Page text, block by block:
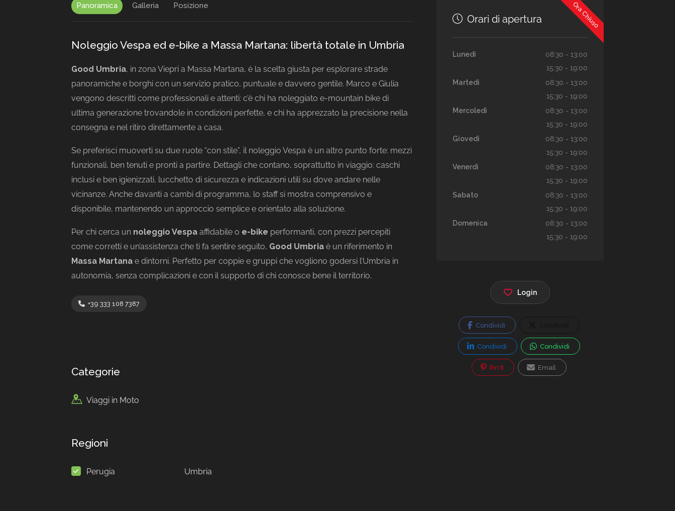
Panoramica Galleria Posizione
Noleggio Vespa ed e-bike a Massa Martana: libertà totale in Umbria
Good Umbria, in zona Viepri a Massa Martana, è la scelta giusta per esplorare strade
panoramiche e borghi con un servizio pratico, puntuale e davvero gentile. Marco e Giulia
vengono descritti come professionali e attenti: c’è chi ha noleggiato e-mountain bike di
ultima generazione trovandole in condizioni perfette, e chi ha apprezzato la precisione nella
consegna e nel ritiro direttamente a casa.
Se preferisci muoverti su due ruote “con stile”, il noleggio Vespa è un altro punto forte: mezzi
funzionali, ben tenuti e pronti a partire. Dettagli che contano, soprattutto in viaggio: caschi
inclusi e ben igienizzati, lucchetto di sicurezza e indicazioni utili su dove andare nelle
vicinanze. Anche davanti a cambi di programma, lo staff si mostra comprensivo e
disponibile, mantenendo un approccio semplice e orientato alla soluzione.
Per chi cerca un noleggio Vespa affidabile o e-bike performanti, con prezzi percepiti
come corretti e un’assistenza che ti fa sentire seguito, Good Umbria è un riferimento in
Massa Martana e dintorni. Perfetto per coppie e gruppi che vogliono godersi l’Umbria in
autonomia, senza complicazioni e con il supporto di chi conosce bene il territorio.
+39 333 108 7387
Categorie
Viaggi in Moto
Regioni
Perugia Umbria
Ora Chiuso
Orari di apertura
Lunedì
08:30 - 13:00
15:30 - 19:00
Martedì
08:30 - 13:00
15:30 - 19:00
Mercoledì
08:30 - 13:00
15:30 - 19:00
Giovedì
08:30 - 13:00
15:30 - 19:00
Venerdì
08:30 - 13:00
15:30 - 19:00
Sabato
08:30 - 13:00
15:30 - 19:00
Domenica
08:30 - 13:00
15:30 - 19:00
Login
Condividi
Condividi Condividi
Pin It Email